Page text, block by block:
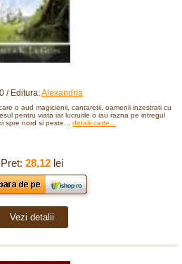
/ Editura:Alexandria
o aud magicienii, cantaretii, oamenii inzestrati cu
pentru viata iar lucrurile o iau razna pe intregul
spre nord si peste... detalii carte...
Pret: 28,12lei
Vezi detalii